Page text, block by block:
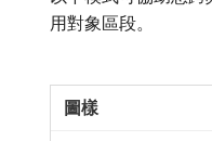
用對象區段。